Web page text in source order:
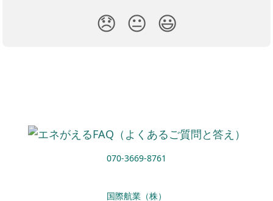
😞 😐 😃
070-3669-8761
国際航業（株）